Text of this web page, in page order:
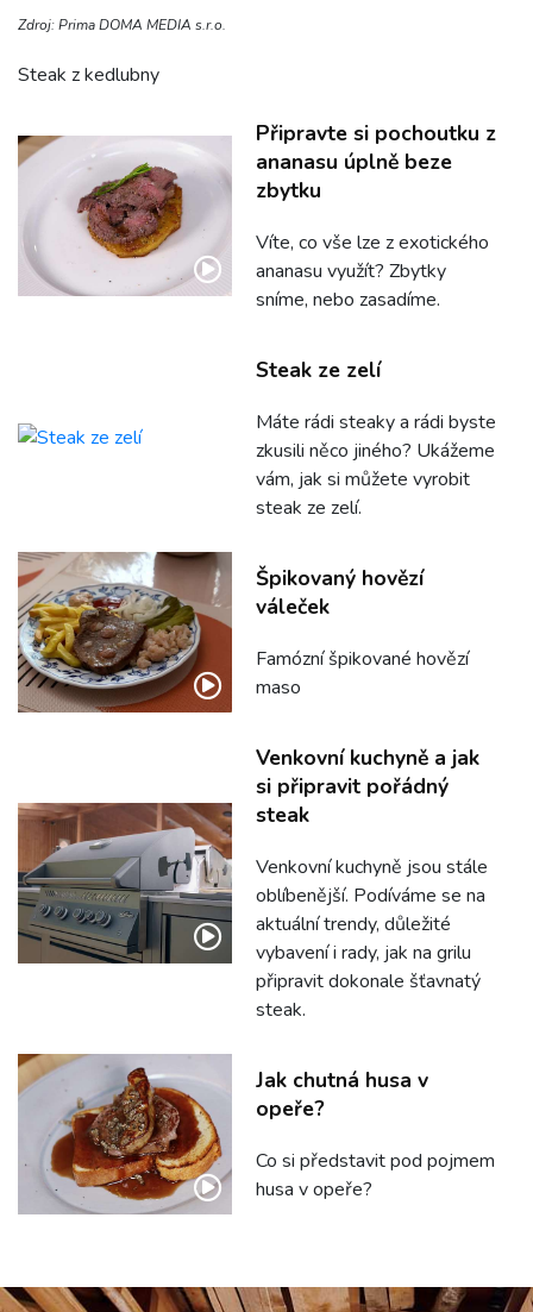
Zdroj: Prima DOMA MEDIA s.r.o.
Steak z kedlubny
Připravte si pochoutku z
ananasu úplně beze
zbytku
Víte, co vše lze z exotického
ananasu využít? Zbytky
sníme, nebo zasadíme.
Steak ze zelí
Máte rádi steaky a rádi byste
zkusili něco jiného? Ukážeme
vám, jak si můžete vyrobit
steak ze zelí.
Špikovaný hovězí
váleček
Famózní špikované hovězí
maso
Venkovní kuchyně a jak
si připravit pořádný
steak
Venkovní kuchyně jsou stále
oblíbenější. Podíváme se na
aktuální trendy, důležité
vybavení i rady, jak na grilu
připravit dokonale šťavnatý
steak.
Jak chutná husa v
opeře?
Co si představit pod pojmem
husa v opeře?